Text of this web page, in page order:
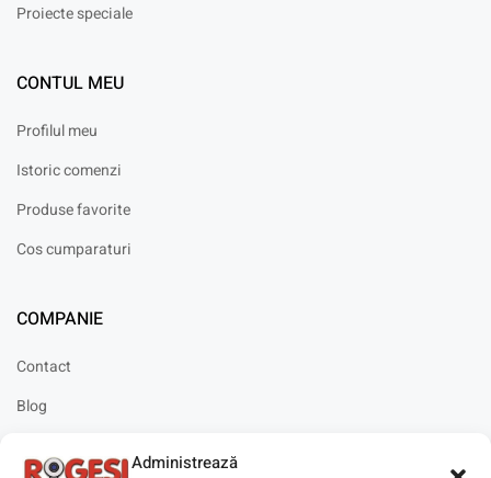
Administrează
Proiecte speciale
CONTUL MEU
Profilul meu
Istoric comenzi
Produse favorite
Cos cumparaturi
COMPANIE
Contact
Blog